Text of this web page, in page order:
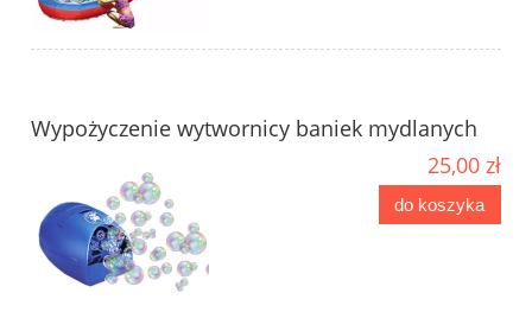
Wypożyczenie wytwornicy baniek mydlanych
25,00 zł
do koszyka